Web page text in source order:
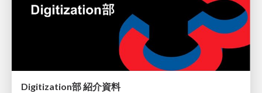
Digitization部 紹介資料